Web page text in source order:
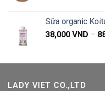
Sữa organic
38,000 VND –
LADY VIET CO.,LTD